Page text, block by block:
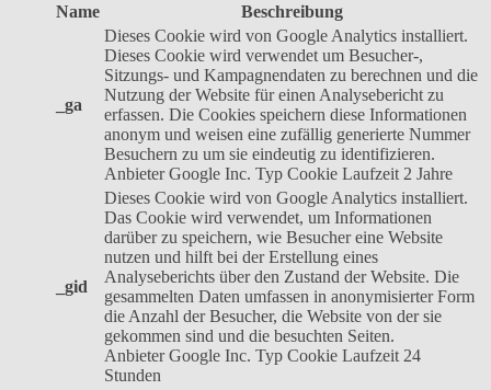
Name
Beschreibung
_ga
Dieses Cookie wird von Google Analytics installiert.
Dieses Cookie wird verwendet um Besucher-,
Sitzungs- und Kampagnendaten zu berechnen und die
Nutzung der Website für einen Analysebericht zu
erfassen. Die Cookies speichern diese Informationen
anonym und weisen eine zufällig generierte Nummer
Besuchern zu um sie eindeutig zu identifizieren.
Anbieter Google Inc. Typ Cookie Laufzeit 2 Jahre
_gid
Dieses Cookie wird von Google Analytics installiert.
Das Cookie wird verwendet, um Informationen
darüber zu speichern, wie Besucher eine Website
nutzen und hilft bei der Erstellung eines
Analyseberichts über den Zustand der Website. Die
gesammelten Daten umfassen in anonymisierter Form
die Anzahl der Besucher, die Website von der sie
gekommen sind und die besuchten Seiten.
Anbieter Google Inc. Typ Cookie Laufzeit 24
Stunden